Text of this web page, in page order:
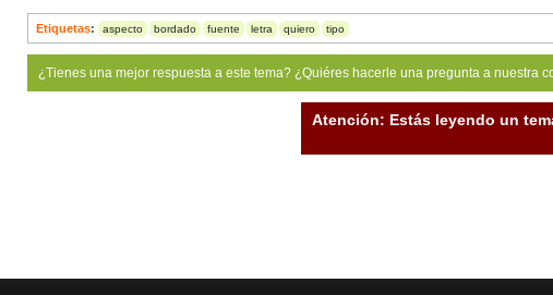
Etiquetas: aspecto bordado fuente letra quiero tipo
¿Tienes una mejor respuesta a este tema? ¿Quiéres hacerle una pregunta a nuestra
Atención: Estás leyendo un